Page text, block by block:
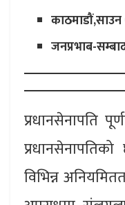
जनप्रभाब-
प्रधानसेनापति
विभिन्न